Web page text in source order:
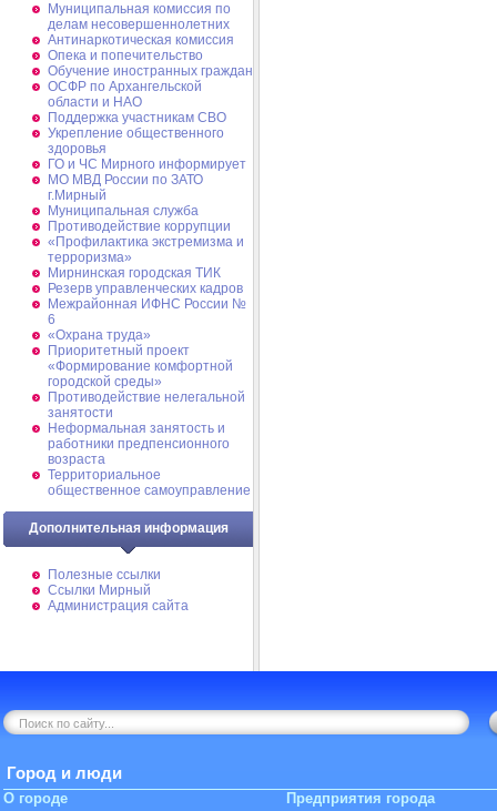
Муниципальная комиссия по
делам несовершеннолетних
Антинаркотическая комиссия
Опека и попечительство
Обучение иностранных граждан
ОСФР по Архангельской
области и НАО
Поддержка участникам СВО
Укрепление общественного
здоровья
ГО и ЧС Мирного информирует
МО МВД России по ЗАТО
г.Мирный
Муниципальная cлужба
Противодействие коррупции
«Профилактика экстремизма и
терроризма»
Мирнинская городская ТИК
Резерв управленческих кадров
Межрайонная ИФНС России №
6
«Охрана труда»
Приоритетный проект
«Формирование комфортной
городской среды»
Противодействие нелегальной
занятости
Неформальная занятость и
работники предпенсионного
возраста
Территориальное
общественное самоуправление
Дополнительная информация
Полезные ссылки
Ссылки Мирный
Администрация сайта
Город и люди
О городе Предприятия города